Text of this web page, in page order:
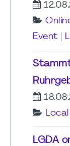
Event
LGDA